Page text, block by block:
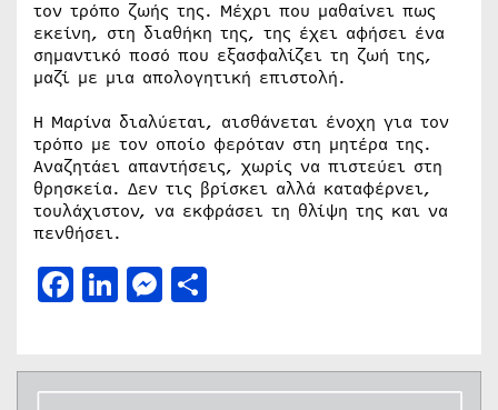
τον τρόπο ζωής της. Μέχρι που μαθαίνει πως
εκείνη, στη διαθήκη της, της έχει αφήσει ένα
σημαντικό ποσό που εξασφαλίζει τη ζωή της,
μαζί με μια απολογητική επιστολή.
Η Μαρίνα διαλύεται, αισθάνεται ένοχη για τον
τρόπο με τον οποίο φερόταν στη μητέρα της.
Αναζητάει απαντήσεις, χωρίς να πιστεύει στη
θρησκεία. Δεν τις βρίσκει αλλά καταφέρνει,
τουλάχιστον, να εκφράσει τη θλίψη της και να
πενθήσει.
Facebook
LinkedIn
Messenger